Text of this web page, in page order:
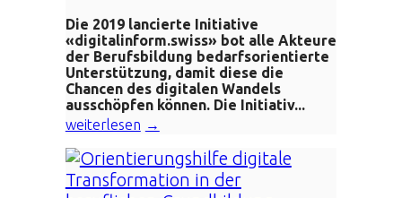
Die 2019 lancierte Initiative
«digitalinform.swiss» botalle Akteure
der Berufsbildung bedarfsorientierte
Unterstützung, damit diese die
Chancen des digitalen Wandels
ausschöpfen können. Die Initiativ...
weiterlesen